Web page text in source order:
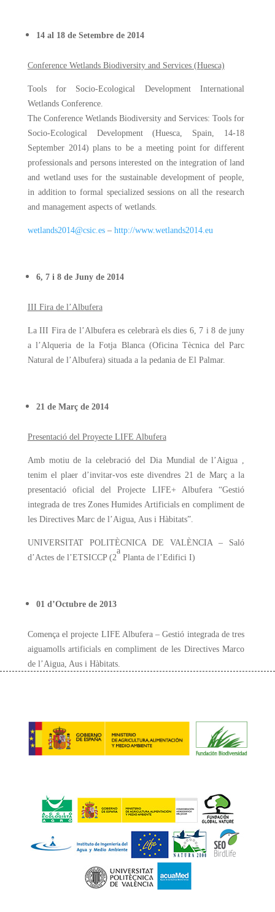
14 al 18 de Setembre de 2014
Conference Wetlands Biodiversity and Services (Huesca)
Tools for Socio-Ecological Development International
Wetlands Conference.
The Conference Wetlands Biodiversity and Services: Tools for
Socio-Ecological Development (Huesca, Spain, 14-18
September 2014) plans to be a meeting point for different
professionals and persons interested on the integration of land
and wetland uses for the sustainable development of people,
in addition to formal specialized sessions on all the research
and management aspects of wetlands.
wetlands2014@csic.es– http://www.wetlands2014.eu
6, 7 i 8 de Juny de 2014
III Fira de l’Albufera
La III Fira de l’Albufera es celebrarà els dies 6, 7 i 8 de juny
a l’Alqueria de la Fotja Blanca (Oficina Tècnica del Parc
Natural de l’Albufera) situada a la pedania de El Palmar.
21 de Març de 2014
Presentació del Proyecte LIFE Albufera
Amb motiu de la celebració del Dia Mundial de l’Aigua ,
tenim el plaer d’invitar-vos este divendres 21 de Març a la
presentació oficial del Projecte LIFE+ Albufera “Gestió
integrada de tres Zones Humides Artificials en compliment de
les Directives Marc de l’Aigua, Aus i Hàbitats”.
UNIVERSITAT POLITÈCNICA DE VALÈNCIA – Saló
d’Actes de l’ETSICCP (2
a
Planta de l’Edifici I)
01 d’Octubre de 2013
Comença el projecte LIFE Albufera – Gestió integrada de tres
aiguamolls artificials en compliment de les Directives Marco
de l’Aigua, Aus i Hàbitats.